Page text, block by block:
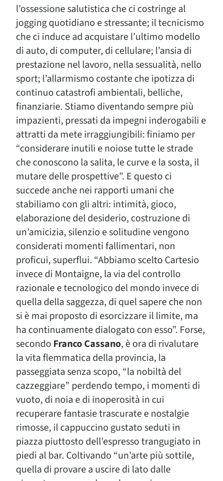
l’ossessione salutistica che ci costringe al
jogging quotidiano e stressante; il tecnicismo
che ci induce ad acquistare l’ultimo modello
di auto, di computer, di cellulare; l’ansia di
prestazione nel lavoro, nella sessualità, nello
sport; l’allarmismo costante che ipotizza di
continuo catastrofi ambientali, belliche,
finanziarie. Stiamo diventando sempre più
impazienti, pressati da impegni inderogabili e
attratti da mete irraggiungibili: finiamo per
“considerare inutili e noiose tutte le strade
che conoscono la salita, le curve e la sosta, il
mutare delle prospettive”. E questo ci
succede anche nei rapporti umani che
stabiliamo con gli altri: intimità, gioco,
elaborazione del desiderio, costruzione di
un’amicizia, silenzio e solitudine vengono
considerati momenti fallimentari, non
proficui, superflui. “Abbiamo scelto Cartesio
invece di Montaigne, la via del controllo
razionale e tecnologico del mondo invece di
quella della saggezza, di quel sapere che non
si è mai proposto di esorcizzare il limite, ma
ha continuamente dialogato con esso”. Forse,
secondo Franco Cassano, è ora di rivalutare
la vita flemmatica della provincia, la
passeggiata senza scopo, “la nobiltà del
cazzeggiare” perdendo tempo, i momenti di
vuoto, di noia e di inoperosità in cui
recuperare fantasie trascurate e nostalgie
rimosse, il cappuccino gustato seduti in
piazza piuttosto dell’espresso trangugiato in
piedi al bar. Coltivando “un’arte più sottile,
quella di provare a uscire di lato dalle